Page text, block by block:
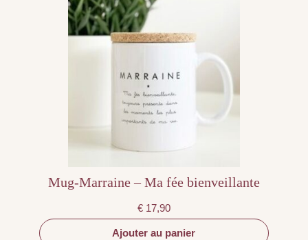
Mug-Marraine – Ma fée bienveillante
€ 17,90
Ajouter au panier